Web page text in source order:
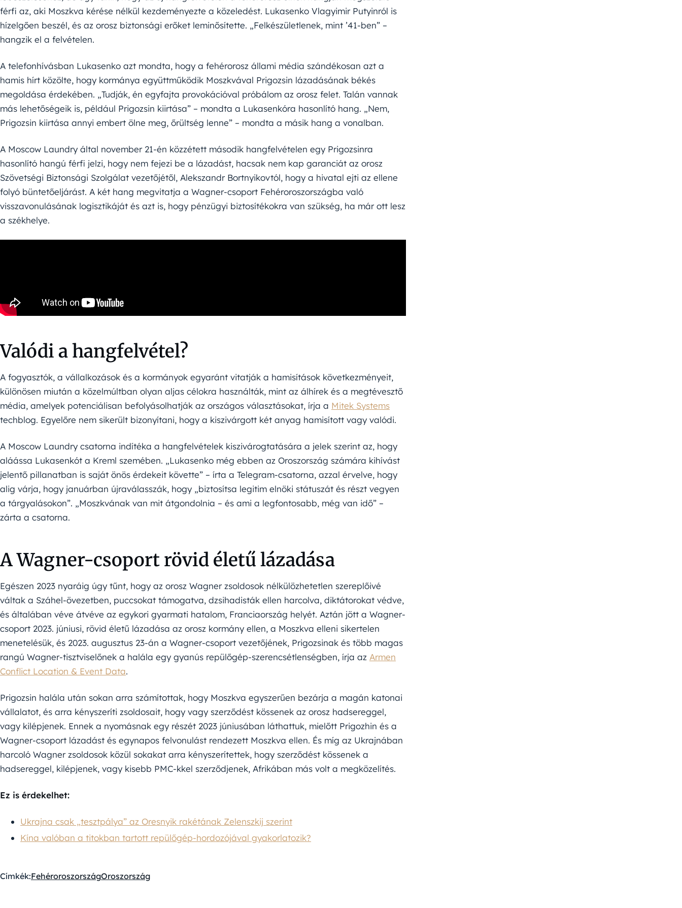
férfi az, aki Moszkva kérése nélkül kezdeményezte a közeledést. Lukasenko Vlagyimir Putyinról is
hízelgően beszél, és az orosz biztonsági erőket leminősítette. „Felkészületlenek, mint ’41-ben” –
hangzik el a felvételen.
A telefonhívásban Lukasenko azt mondta, hogy a fehérorosz állami média szándékosan azt a
hamis hírt közölte, hogy kormánya együttműködik Moszkvával Prigozsin lázadásának békés
megoldása érdekében. „Tudják, én egyfajta provokációval próbálom az orosz felet. Talán vannak
más lehetőségeik is, például Prigozsin kiirtása” – mondta a Lukasenkóra hasonlító hang. „Nem,
Prigozsin kiirtása annyi embert ölne meg, őrültség lenne” – mondta a másik hang a vonalban.
A Moscow Laundry által november 21-én közzétett második hangfelvételen egy Prigozsinra
hasonlító hangú férfi jelzi, hogy nem fejezi be a lázadást, hacsak nem kap garanciát az orosz
Szövetségi Biztonsági Szolgálat vezetőjétől, Alekszandr Bortnyikovtól, hogy a hivatal ejti az ellene
folyó büntetőeljárást. A két hang megvitatja a Wagner-csoport Fehéroroszországba való
visszavonulásának logisztikáját és azt is, hogy pénzügyi biztosítékokra van szükség, ha már ott lesz
a székhelye.
Valódi a hangfelvétel?
A fogyasztók, a vállalkozások és a kormányok egyaránt vitatják a hamisítások következményeit,
különösen miután a közelmúltban olyan aljas célokra használták, mint az álhírek és a megtévesztő
média, amelyek potenciálisan befolyásolhatják az országos választásokat, írja a Mitek Systems
techblog. Egyelőre nem sikerült bizonyítani, hogy a kiszivárgott két anyag hamisított vagy valódi.
A Moscow Laundry csatorna indítéka a hangfelvételek kiszivárogtatására a jelek szerint az, hogy
aláássa Lukasenkót a Kreml szemében. „Lukasenko még ebben az Oroszország számára kihívást
jelentő pillanatban is saját önös érdekeit követte” – írta a Telegram-csatorna, azzal érvelve, hogy
alig várja, hogy januárban újraválasszák, hogy „biztosítsa legitim elnöki státuszát és részt vegyen
a tárgyalásokon”. „Moszkvának van mit átgondolnia – és ami a legfontosabb, még van idő” –
zárta a csatorna.
A Wagner-csoport rövid életű lázadása
Egészen 2023 nyaráig úgy tűnt, hogy az orosz Wagner zsoldosok nélkülözhetetlen szereplőivé
váltak a Száhel-övezetben, puccsokat támogatva, dzsihadisták ellen harcolva, diktátorokat védve,
és általában véve átvéve az egykori gyarmati hatalom, Franciaország helyét. Aztán jött a Wagner-
csoport 2023. júniusi, rövid életű lázadása az orosz kormány ellen, a Moszkva elleni sikertelen
menetelésük, és 2023. augusztus 23-án a Wagner-csoport vezetőjének, Prigozsinak és több magas
rangú Wagner-tisztviselőnek a halála egy gyanús repülőgép-szerencsétlenségben, írja az Armen
Conflict Location & Event Data.
Prigozsin halála után sokan arra számítottak, hogy Moszkva egyszerűen bezárja a magán katonai
vállalatot, és arra kényszeríti zsoldosait, hogy vagy szerződést kössenek az orosz hadsereggel,
vagy kilépjenek. Ennek a nyomásnak egy részét 2023 júniusában láthattuk, mielőtt Prigozhin és a
Wagner-csoport lázadást és egynapos felvonulást rendezett Moszkva ellen. És míg az Ukrajnában
harcoló Wagner zsoldosok közül sokakat arra kényszerítettek, hogy szerződést kössenek a
hadsereggel, kilépjenek, vagy kisebb PMC-kkel szerződjenek, Afrikában más volt a megközelítés.
Ez is érdekelhet:
Ukrajna csak „tesztpálya” az Oresnyik rakétának Zelenszkij szerint
Kína valóban a titokban tartott repülőgép-hordozójával gyakorlatozik?
Címkék:FehéroroszországOroszország